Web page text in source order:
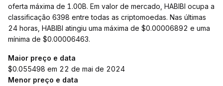
oferta máxima de 1.00B. Em valor de mercado, HABIBI ocupa a
classificação 6398 entre todas as criptomoedas. Nas últimas
24 horas, HABIBI atingiu uma máxima de $0.00006892 e uma
mínima de $0.00006463.
Maior preço e data
$0.055498 em 22 de mai de 2024
Menor preço e data